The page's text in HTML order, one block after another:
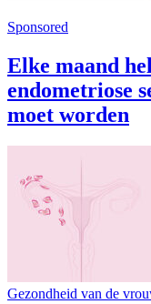
Sponsored
Elke maand
endometriose
moet worden
Gezondheid van de